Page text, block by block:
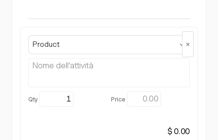
Product
$ 0.00